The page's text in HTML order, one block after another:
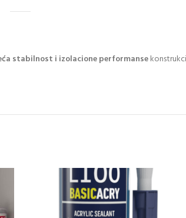
stabilnost i izolacione performanse